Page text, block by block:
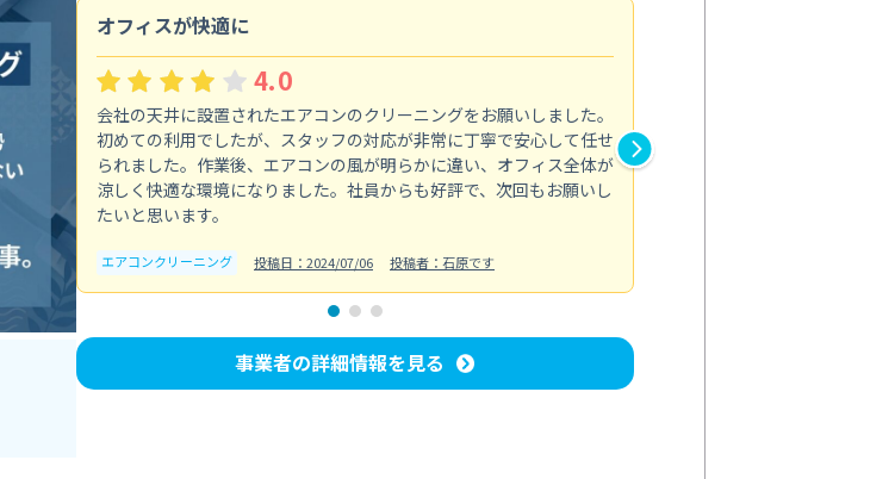
オフィスが快適に
4.0
会社の天井に設置されたエアコンのクリーニングをお願いしました。
初めての利用でしたが、スタッフの対応が非常に丁寧で安心して任せ
られました。作業後、エアコンの風が明らかに違い、オフィス全体が
涼しく快適な環境になりました。社員からも好評で、次回もお願いし
たいと思います。
エアコンクリーニング 投稿日：2024/07/06 投稿者：石原です
事業者の詳細情報を見る